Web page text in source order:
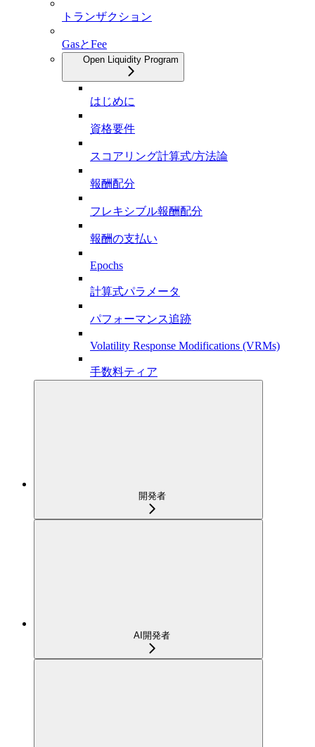
トランザクション
GasとFee
Open Liquidity Program
はじめに
資格要件
スコアリング計算式/方法論
報酬配分
フレキシブル報酬配分
報酬の支払い
Epochs
計算式パラメータ
パフォーマンス追跡
Volatility Response Modifications (VRMs)
手数料ティア
開発者
AI開発者